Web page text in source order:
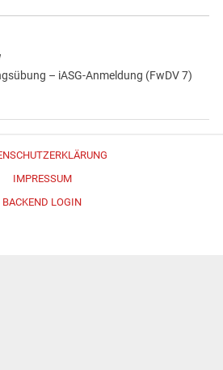
– iASG-Anmeldung (FwDV 7)
IMPRESSUM
BACKEND LOGIN